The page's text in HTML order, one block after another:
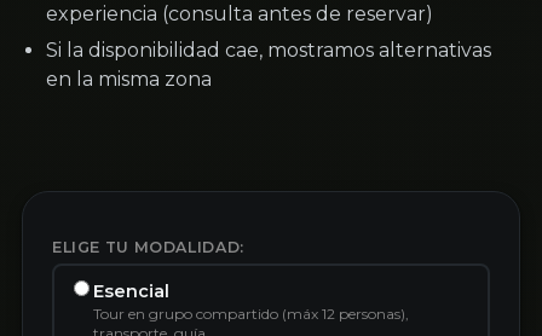
experiencia (consulta antes de reservar)
Si la disponibilidad cae, mostramos alternativas
en la misma zona
ELIGE TU MODALIDAD:
Esencial
Tour en grupo compartido (máx 12 personas),
transporte, guía